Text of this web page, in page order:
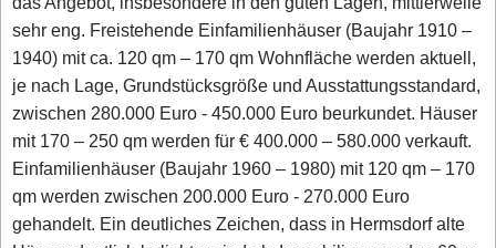
sehr eng. Freistehende Einfamilienhäuser (Baujahr 1910 –
1940) mit ca. 120 qm – 170 qm Wohnfläche werden aktuell,
je nach Lage, Grundstücksgröße und Ausstattungsstandard,
zwischen 280.000 Euro - 450.000 Euro beurkundet. Häuser
mit 170 – 250 qm werden für € 400.000 – 580.000 verkauft.
Einfamilienhäuser (Baujahr 1960 – 1980) mit 120 qm – 170
qm werden zwischen 200.000 Euro - 270.000 Euro
gehandelt. Ein deutliches Zeichen, dass in Hermsdorf alte